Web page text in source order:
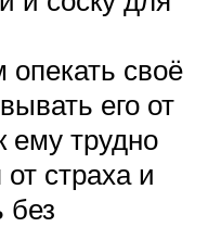
своё
его от
ему трудно
страха и
без